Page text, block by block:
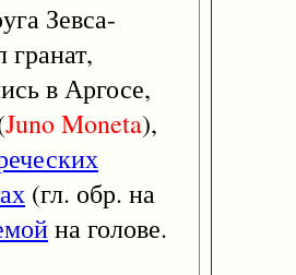
Зевса-
в Аргосе,
JunoMoneta),
(гл. обр. на
на голове.